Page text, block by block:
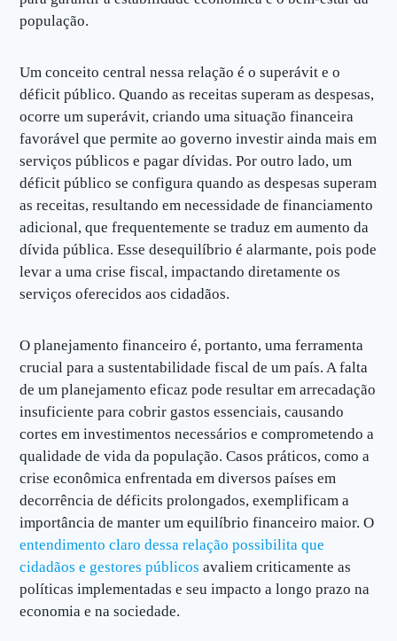
população.
Um conceito central nessa relação é o superávit e o
déficit público. Quando as receitas superam as despesas,
ocorre um superávit, criando uma situação financeira
favorável que permite ao governo investir ainda mais em
serviços públicos e pagar dívidas. Por outro lado, um
déficit público se configura quando as despesas superam
as receitas, resultando em necessidade de financiamento
adicional, que frequentemente se traduz em aumento da
dívida pública. Esse desequilíbrio é alarmante, pois pode
levar a uma crise fiscal, impactando diretamente os
serviços oferecidos aos cidadãos.
O planejamento financeiro é, portanto, uma ferramenta
crucial para a sustentabilidade fiscal de um país. A falta
de um planejamento eficaz pode resultar em arrecadação
insuficiente para cobrir gastos essenciais, causando
cortes em investimentos necessários e comprometendo a
qualidade de vida da população. Casos práticos, como a
crise econômica enfrentada em diversos países em
decorrência de déficits prolongados, exemplificam a
importância de manter um equilíbrio financeiro maior. O
entendimento claro dessa relação possibilita que
cidadãos e gestores públicos avaliem criticamente as
políticas implementadas e seu impacto a longo prazo na
economia e na sociedade.